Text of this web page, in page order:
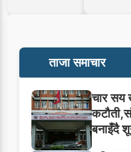
ताजा समाचार
चार सय
बनाइँदै